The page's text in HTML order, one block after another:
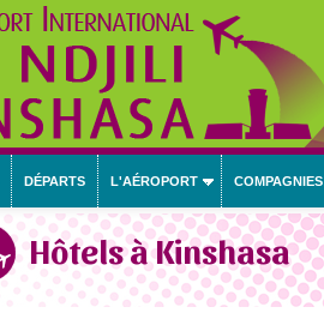
DÉPARTS L'AÉROPORT COMPAGNIES
Hôtels à Kinshasa